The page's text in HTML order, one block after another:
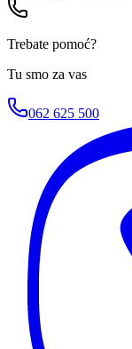
Trebate pomoć?
Tu smo za vas
062 625 500